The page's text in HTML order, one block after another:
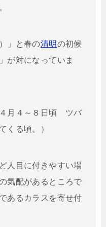
」と春の清明の初候
が対になっていま
月４～８日頃 ツバ
くる頃。）
人目に付きやすい場
気配があるところで
あるカラスを寄せ付